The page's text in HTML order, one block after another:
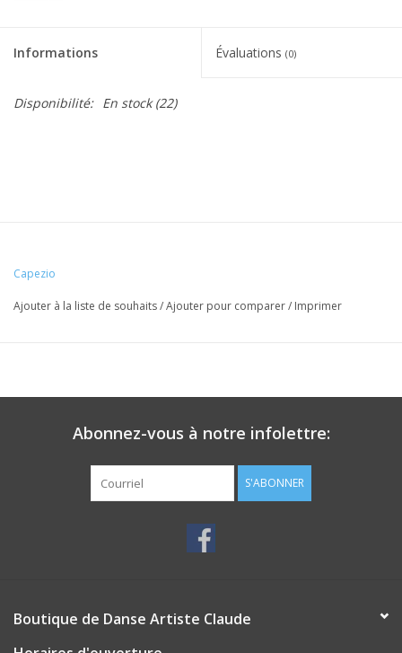
Informations Évaluations (0)
Disponibilité: En stock(22)
Capezio
Ajouter à la liste de souhaits/Ajouter pour comparer/ Imprimer
Abonnez-vous à notre infolettre:
S'ABONNER
Boutique de Danse Artiste Claude